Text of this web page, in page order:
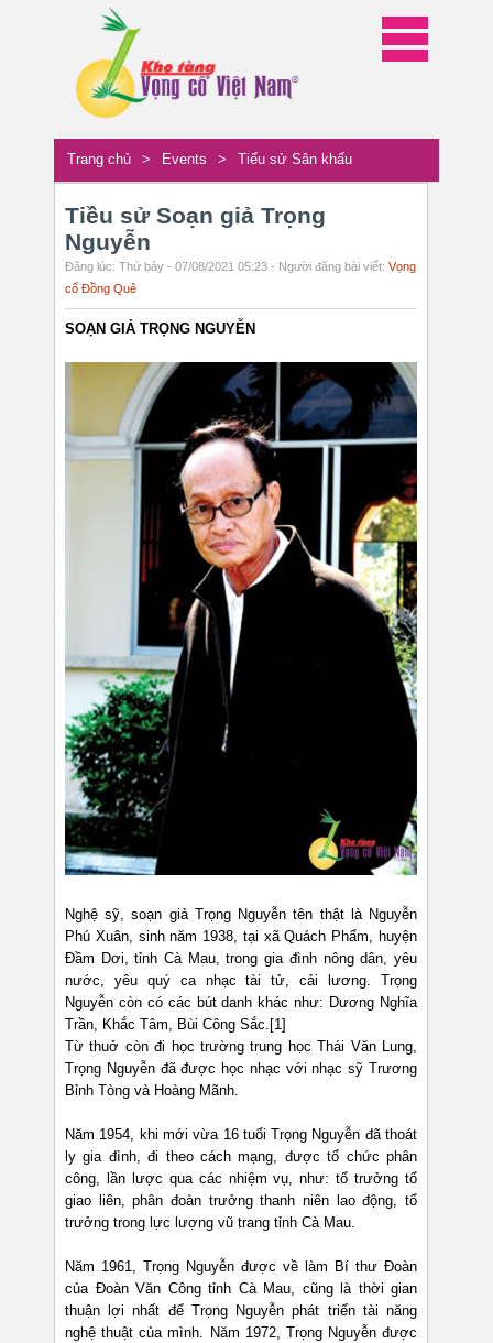
Trang chủ > Events > Tiểu sử Sân khấu
Tiều sử Soạn giả Trọng
Nguyễn
Đăng lúc: Thứ bảy - 07/08/2021 05:23 - Người đăng bài viết: Vọng
cổ Đồng Quê
SOẠN GIẢ TRỌNG NGUYỄN
Nghệ sỹ, soạn giả Trọng Nguyễn tên thật là Nguyễn
Phú Xuân, sinh năm 1938, tại xã Quách Phẩm, huyện
Đầm Dơi, tỉnh Cà Mau, trong gia đình nông dân, yêu
nước, yêu quý ca nhạc tài tử, cải lương. Trọng
Nguyễn còn có các bút danh khác như: Dương Nghĩa
Trần, Khắc Tâm, Bùi Công Sắc.[1]
Từ thuở còn đi học trường trung học Thái Văn Lung,
Trọng Nguyễn đã được học nhạc với nhạc sỹ Trương
Bỉnh Tòng và Hoàng Mãnh.
Năm 1954, khi mới vừa 16 tuổi Trọng Nguyễn đã thoát
ly gia đình, đi theo cách mạng, được tổ chức phân
công, lần lược qua các nhiệm vụ, như: tổ trưởng tổ
giao liên, phân đoàn trưởng thanh niên lao động, tổ
trưởng trong lực lượng vũ trang tỉnh Cà Mau.
Năm 1961, Trọng Nguyễn được về làm Bí thư Đoàn
của Đoàn Văn Công tỉnh Cà Mau, cũng là thời gian
thuận lợi nhất để Trọng Nguyễn phát triển tài năng
nghệ thuật của mình. Năm 1972, Trọng Nguyễn được